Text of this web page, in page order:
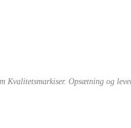
Kvalitetsmarkiser. Opsætning og